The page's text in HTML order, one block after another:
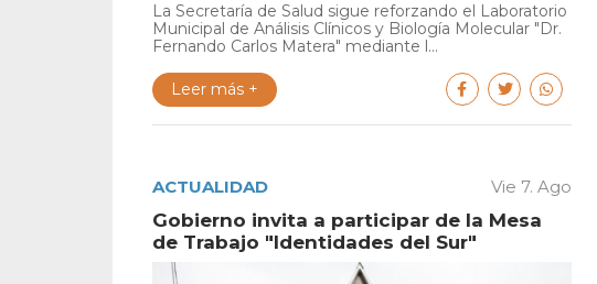
La Secretaría de Salud sigue reforzando el Laboratorio
Municipal de Análisis Clínicos y Biología Molecular "Dr.
Fernando Carlos Matera" mediante l...
Leer más +
ACTUALIDAD Vie 7. Ago
Gobierno invita a participar de la Mesa
de Trabajo "Identidades del Sur"